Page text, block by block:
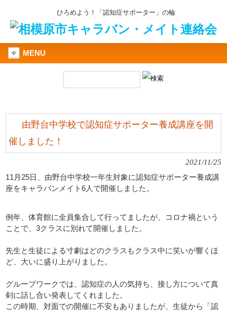
ひろめよう！「認知症サポーター」の輪
MENU
由野台中学校で認知症サポーター養成講座を開
催しました！
2021/11/25
11月25日、由野台中学校一年生対象に認知症サポーター養成講
座をキャラバンメイト6人で開催しました。
例年、体育館に全員集合して行ってましたが、コロナ禍という
ことで、3クラスに別れて開催しました。
先生と生徒による寸劇はどのクラスもクラス中に笑いが響くほ
ど、大いに盛り上がりました。
グループワークでは、認知症の人の気持ち、接し方について真
剣に話し合い発表してくれました。
この時期、対面での開催に不安もありましたが、生徒から「認